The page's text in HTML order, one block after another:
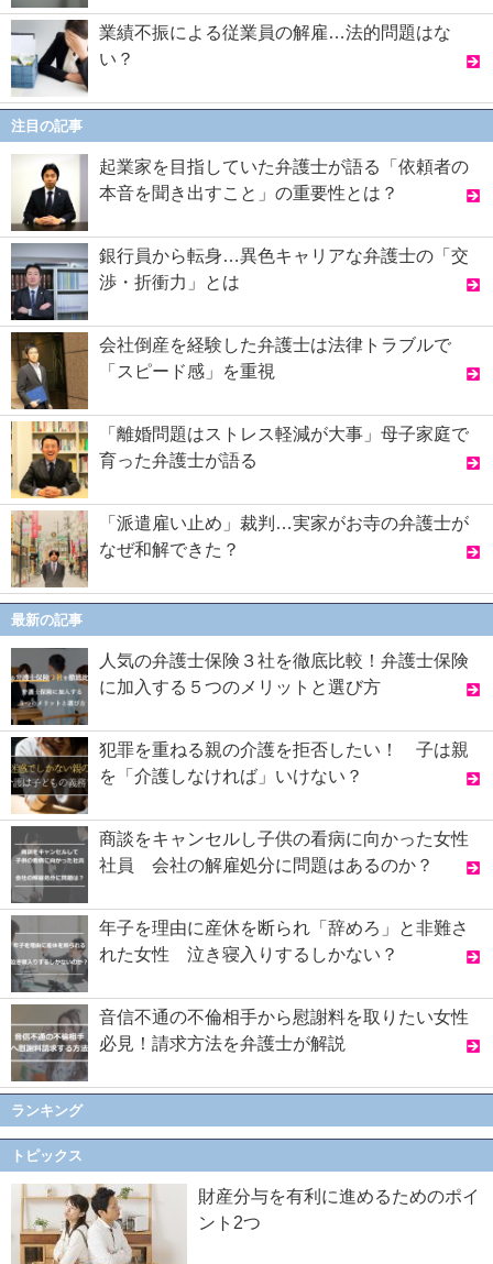
業績不振による従業員の解雇…法的問題はな
い？
注目の記事
起業家を目指していた弁護士が語る「依頼者の
本音を聞き出すこと」の重要性とは？
銀行員から転身…異色キャリアな弁護士の「交
渉・折衝力」とは
会社倒産を経験した弁護士は法律トラブルで
「スピード感」を重視
「離婚問題はストレス軽減が大事」母子家庭で
育った弁護士が語る
「派遣雇い止め」裁判…実家がお寺の弁護士が
なぜ和解できた？
最新の記事
人気の弁護士保険３社を徹底比較！弁護士保険
に加入する５つのメリットと選び方
犯罪を重ねる親の介護を拒否したい！ 子は親
を「介護しなければ」いけない？
商談をキャンセルし子供の看病に向かった女性
社員 会社の解雇処分に問題はあるのか？
年子を理由に産休を断られ「辞めろ」と非難さ
れた女性 泣き寝入りするしかない？
音信不通の不倫相手から慰謝料を取りたい女性
必見！請求方法を弁護士が解説
ランキング
トピックス
財産分与を有利に進めるためのポイ
ント2つ